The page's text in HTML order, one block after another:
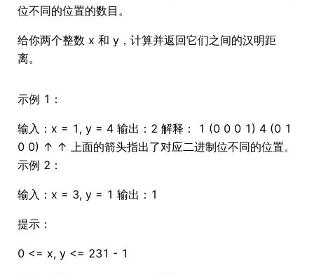
位不同的位置的数目。
给你两个整数 x 和 y，计算并返回它们之间的汉明距
离。
示例 1：
输入：x = 1, y = 4 输出：2 解释： 1 (0 0 0 1) 4 (0 1
0 0) ↑ ↑ 上面的箭头指出了对应二进制位不同的位置。
示例 2：
输入：x = 3, y = 1 输出：1
提示：
0 <= x, y <= 231 - 1